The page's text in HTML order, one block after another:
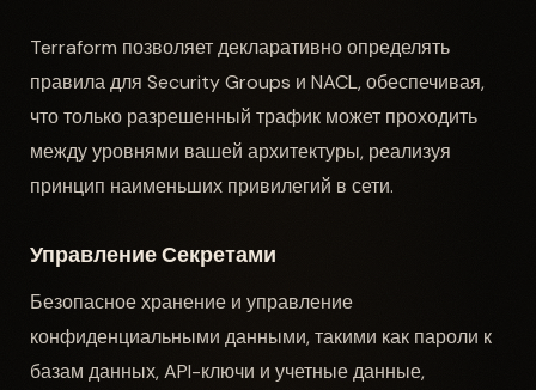
Terraform позволяет декларативно определять
правила для Security Groups и NACL, обеспечивая,
что только разрешенный трафик может проходить
между уровнями вашей архитектуры, реализуя
принцип наименьших привилегий в сети.
Управление Секретами
Безопасное хранение и управление
конфиденциальными данными, такими как пароли к
базам данных, API-ключи и учетные данные,